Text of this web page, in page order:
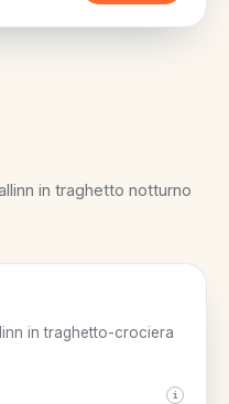
in traghetto notturno
in traghetto-crociera
i